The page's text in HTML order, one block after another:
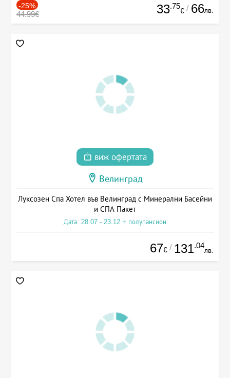
-25%
44.99€ 33.75
€ / 66лв.
виж офертата
Велинград
Луксозен Спа Хотел във Велинград с Минерални Басейни
и СПА Пакет
Дата: 28.07 - 23.12 + полупансион
67€ / 131.04
лв.